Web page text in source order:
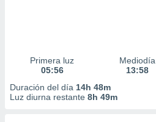
Primera luz
05:56
Mediodía
13:58
Duración del día 14h 48m
Luz diurna restante 8h 49m